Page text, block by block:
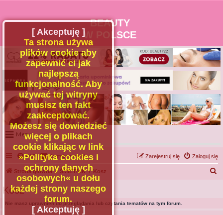
BEAUTY
W POLSCE
Menu
Portal
Facebook
Regulamin
Zapytaj administratora
Kontakt
FAQ Kontakt z nami Zaloguj się
Zarejestruj się
Strona główna ŚMIETNIK Kosz
Kosz
Nie masz uprawnień do przeglądania lub czytania tematów na tym forum.
[ Akceptuję ]
Ta strona używa
plików cookie aby
zapewnić ci jak
najlepszą
funkcjonalność. Aby
używać tej witryny
musisz ten fakt
zaakceptować.
Możesz się dowiedzieć
więcej o plikach
cookie klikając w link
»Polityka cookies i
ochrony danych
osobowych« u dołu
każdej strony naszego
forum.
[ Akceptuję ]